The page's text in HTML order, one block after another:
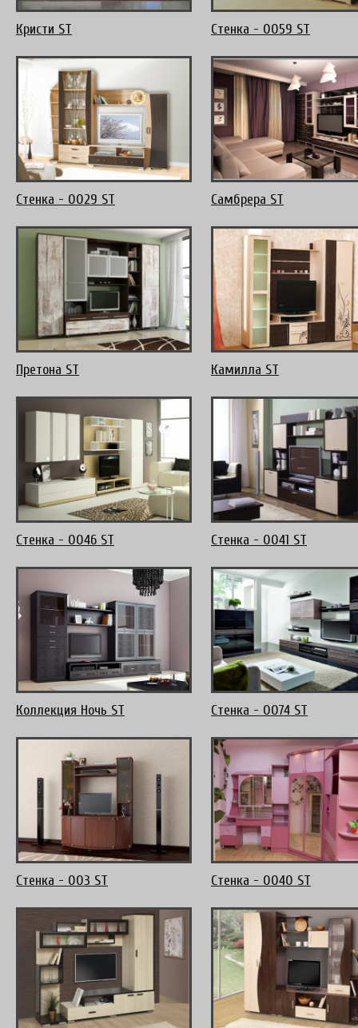
Кристи ST Стенка - 0059 ST
Стенка - 0029 ST Самбрера ST
Претона ST Камилла ST
Стенка - 0046 ST Стенка - 0041 ST
Коллекция Ночь ST Стенка - 0074 ST
Стенка - 003 ST Стенка - 0040 ST